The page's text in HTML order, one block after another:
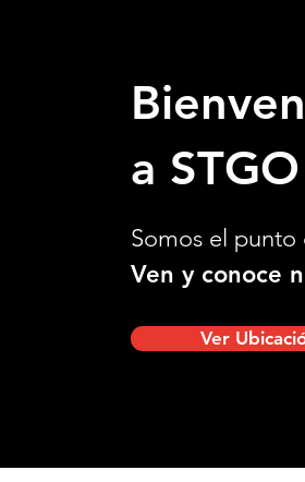
a
Somos el punto
Ven y conoce
Ver